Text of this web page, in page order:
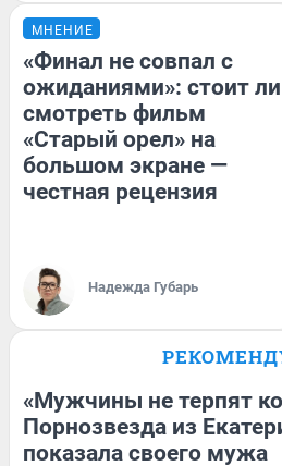
МНЕНИЕ
«Финал не совпал с
ожиданиями»: стоит ли
смотреть фильм
«Старый орел» на
большом экране —
честная рецензия
Надежда Губарь
«Мужчины не терпят
Порнозвезда из
показала своего мужа